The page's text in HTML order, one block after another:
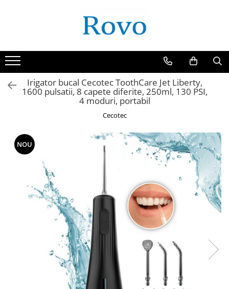
Irigator bucal Cecotec ToothCare Jet Liberty,
1600 pulsatii, 8 capete diferite, 250ml, 130 PSI,
4 moduri, portabil
Cecotec
NOU